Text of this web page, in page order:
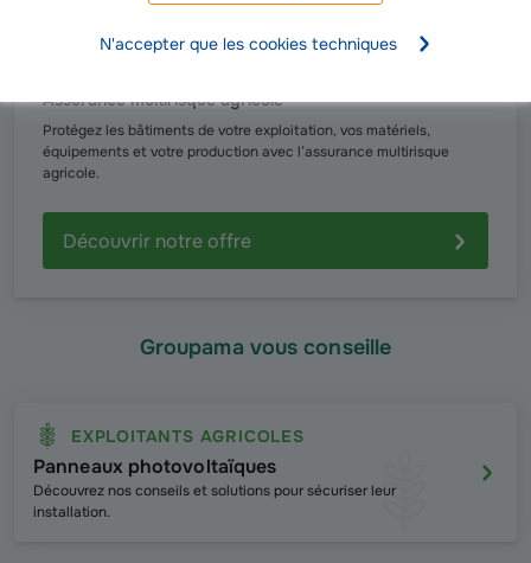
N'accepter que les cookies techniques
Assurance multirisque agricole
Protégez les bâtiments de votre exploitation, vos matériels,
équipements et votre production avec l’assurance multirisque
agricole.
Découvrir notre offre
Groupama vous conseille
EXPLOITANTS AGRICOLES
Panneaux photovoltaïques
Découvrez nos conseils et solutions pour sécuriser leur
installation.